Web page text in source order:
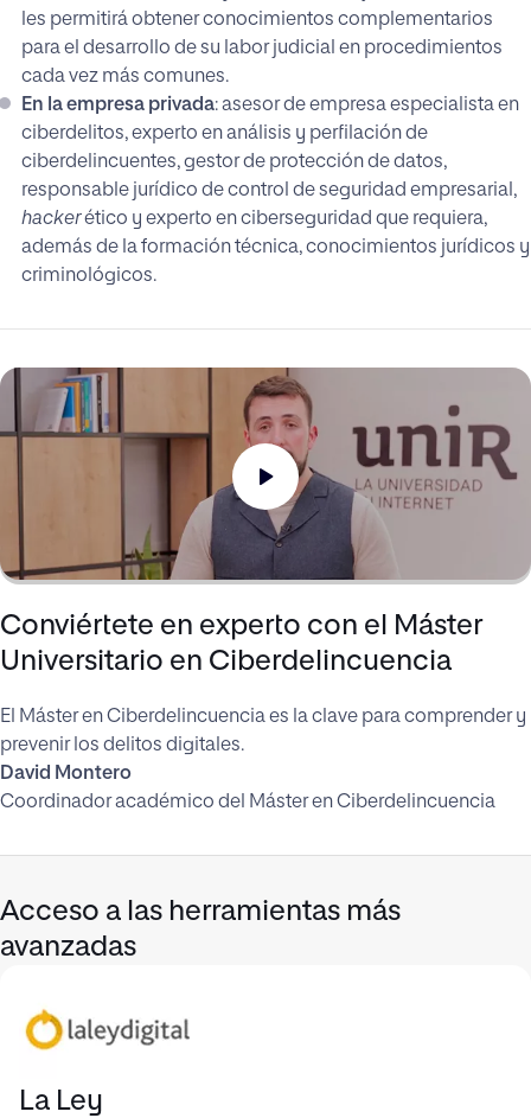
les permitirá obtener conocimientos complementarios
para el desarrollo de su labor judicial en procedimientos
cada vez más comunes.
En la empresa privada: asesor de empresa especialista en
ciberdelitos, experto en análisis y perfilación de
ciberdelincuentes, gestor de protección de datos,
responsable jurídico de control de seguridad empresarial,
hackerético y experto en ciberseguridad que requiera,
además de la formación técnica, conocimientos jurídicos y
criminológicos.
Conviértete en experto con el Máster
Universitario en Ciberdelincuencia
El Máster en Ciberdelincuencia es la clave para comprender y
prevenir los delitos digitales.
David Montero
Coordinador académico del Máster en Ciberdelincuencia
Acceso a las herramientas más
avanzadas
La Ley